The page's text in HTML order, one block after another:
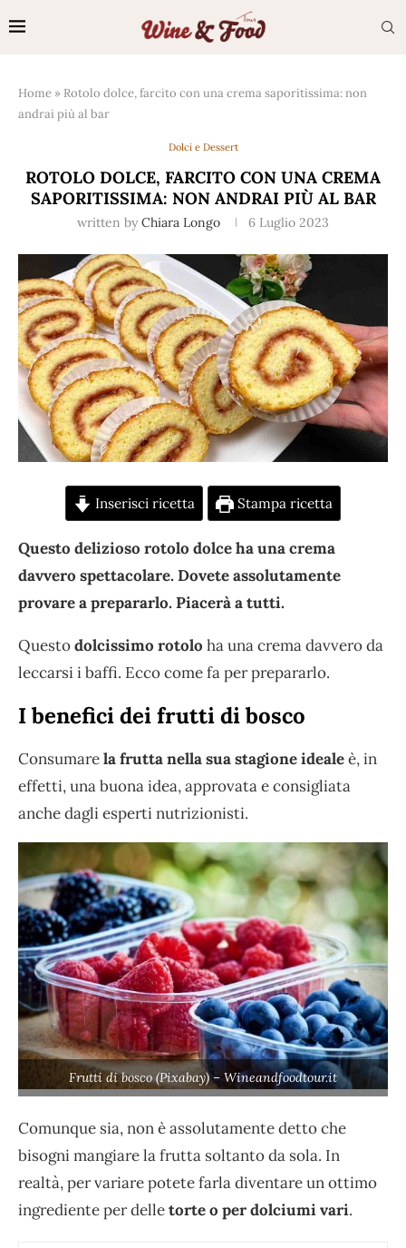
Home » Rotolo dolce, farcito con una crema saporitissima: non
andrai più al bar
Dolci e Dessert
ROTOLO DOLCE, FARCITO CON UNA CREMA
SAPORITISSIMA: NON ANDRAI PIÙ AL BAR
written by Chiara Longo 6 Luglio 2023
Inserisci ricetta Stampa ricetta
Questo delizioso rotolo dolce ha una crema
davvero spettacolare. Dovete assolutamente
provare a prepararlo. Piacerà a tutti.
Questodolcissimo rotolo ha una crema davvero da
leccarsi i baffi. Ecco come fa per prepararlo.
I benefici dei frutti di bosco
Consumarela frutta nella sua stagione idealeè, in
effetti, una buona idea, approvata e consigliata
anche dagli esperti nutrizionisti.
Frutti di bosco (Pixabay) – Wineandfoodtour.it
Comunque sia, non è assolutamente detto che
bisogni mangiare la frutta soltanto da sola. In
realtà, per variare potete farla diventare un ottimo
ingrediente per delletorte o per dolciumi vari.